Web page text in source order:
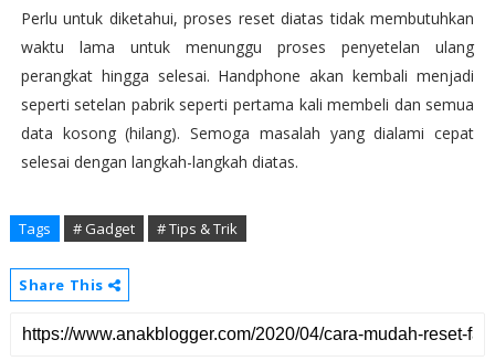
Perlu untuk diketahui, proses reset diatas tidak membutuhkan
waktu lama untuk menunggu proses penyetelan ulang
perangkat hingga selesai. Handphone akan kembali menjadi
seperti setelan pabrik seperti pertama kali membeli dan semua
data kosong (hilang). Semoga masalah yang dialami cepat
selesai dengan langkah-langkah diatas.
Tags # Gadget # Tips & Trik
Share This